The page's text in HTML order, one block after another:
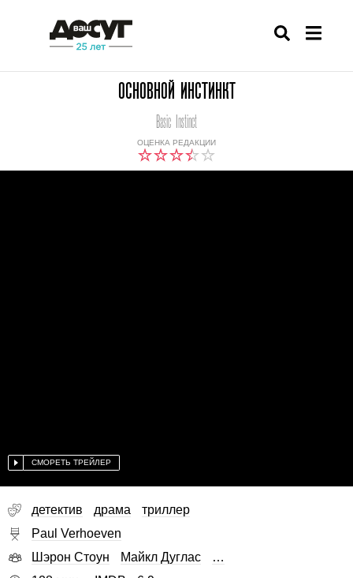
ОСНОВНОЙ ИНСТИНКТ
ОЦЕНКА РЕДАКЦИИ
Basic Instinct
СМОРЕТЬ ТРЕЙЛЕР
детектив драма
триллер
Paul Verhoeven
Шэрон Стоун
Майкл Дуглас
…